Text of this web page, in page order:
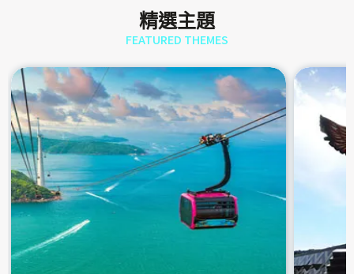
精選主題
FEATURED THEMES